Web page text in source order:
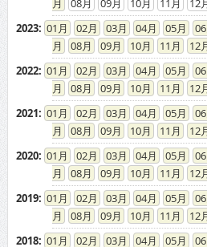
01 02 03 04 05 06
08
09 10 11
12
01 02 03 04 05 06
08
09 10 11
12
01 02 03 04 05 06
08
09 10 11
12
01 02 03 04 05 06
08
09 10 11
12
01 02 03 04 05 06
08
09 10 11
12
01 02 03 04 05 06
08
09 10 11
12